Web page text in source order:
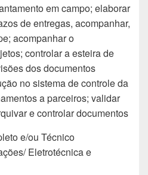
em campo; elaborar
de entregas, acompanhar,
acompanhar o
controlar a esteira de
dos documentos
no sistema de controle da
a parceiros; validar
e controlar documentos
e/ou Técnico
Eletrotécnica e